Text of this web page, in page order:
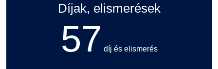
Díjak, elismerések
57 díj és elismerés